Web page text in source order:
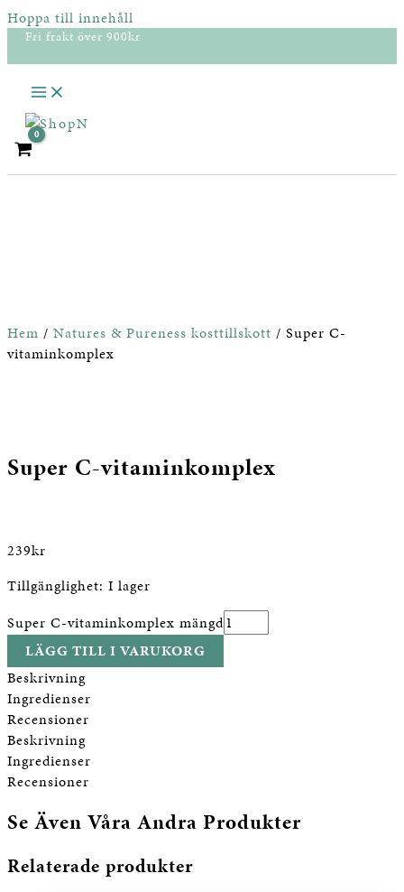
Hoppa till innehåll
Fri frakt över 900kr
Hem / Natures & Pureness kosttillskott / Super C-
vitaminkomplex
Super C-vitaminkomplex
239kr
Tillgänglighet: I lager
Super C-vitaminkomplex mängd
LÄGG TILL I VARUKORG
Beskrivning
Ingredienser
Recensioner
Beskrivning
Ingredienser
Recensioner
Se Även Våra Andra Produkter
Relaterade produkter